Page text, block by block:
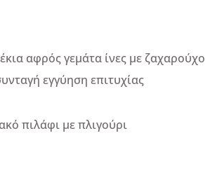
αφρός γεμάτα ίνες με ζαχαρούχο
εγγύηση επιτυχίας
πιλάφι με πλιγούρι